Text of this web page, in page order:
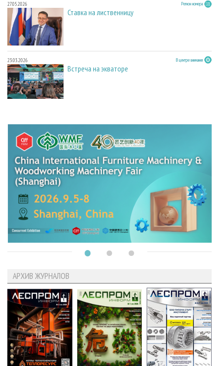
27.05.2026 Регион номера
Ставка на лиственницу
23.03.2026 В центре внимания
Встреча на экваторе
АРХИВ ЖУРНАЛОВ